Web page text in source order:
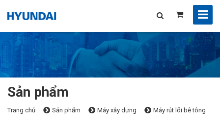
Sản phẩm
Trang chủ Sản phẩm Máy xây dựng Máy rút lõi bê tông